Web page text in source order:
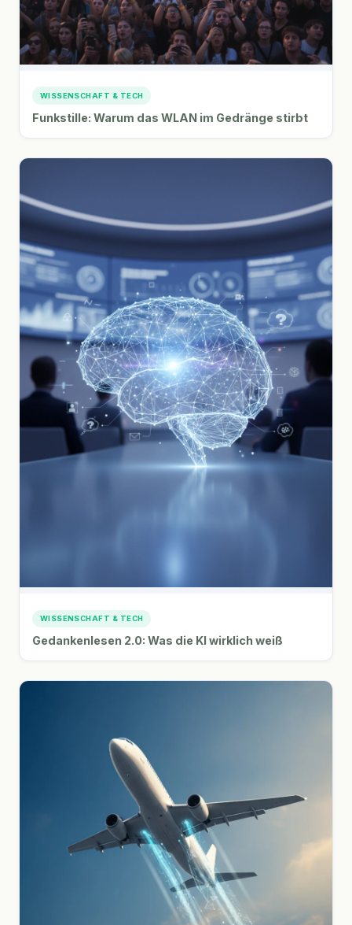
WISSENSCHAFT & TECH
Funkstille: Warum das WLAN im Gedränge stirbt
WISSENSCHAFT & TECH
Gedankenlesen 2.0: Was die KI wirklich weiß